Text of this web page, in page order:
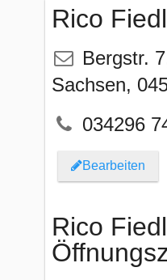
Rico
Bergstr. 7
Sachsen,
034296
Bearbeiten
Rico